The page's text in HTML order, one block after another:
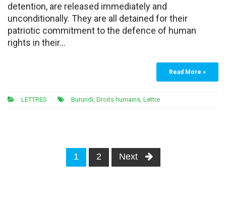
detention, are released immediately and
unconditionally. They are all detained for their
patriotic commitment to the defence of human
rights in their…
Read More »
LETTRES Burundi Droits humains Lettre
navigation
1 2 Next